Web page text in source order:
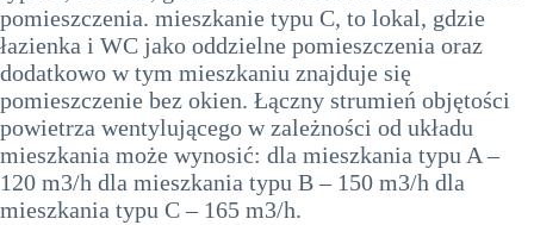
pomieszczenia. mieszkanie typu C, to lokal, gdzie
łazienka i WC jako oddzielne pomieszczenia oraz
dodatkowo w tym mieszkaniu znajduje się
pomieszczenie bez okien. Łączny strumień objętości
powietrza wentylującego w zależności od układu
mieszkania może wynosić: dla mieszkania typu A –
120 m3/h dla mieszkania typu B – 150 m3/h dla
mieszkania typu C – 165 m3/h.